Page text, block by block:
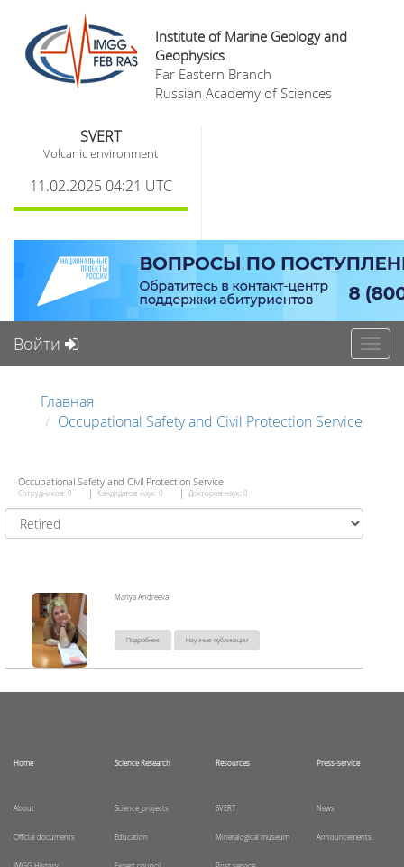
Institute of Marine Geology and
Geophysics
Far Eastern Branch
Russian Academy of Sciences
SVERT
Volcanic environment
11.02.2025 04:21 UTC
Войти
Главная
Occupational Safety and Civil Protection Service
Occupational Safety and Civil Protection Service
Сотрудников: 0 Кандидатов наук: 0 Докторов наук: 0
Mariya Andreeva
Подробнее Научные публикации
Home
About
Official documents
Science Research
Science_projects
Education
Resources
SVERT
Mineralogical museum
Press-service
News
Announcements